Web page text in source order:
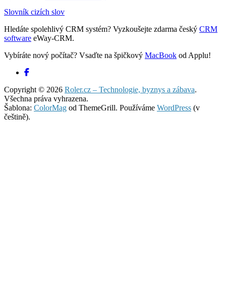
Slovník cizích slov
Hledáte spolehlivý CRM systém? Vyzkoušejte zdarma český CRM
software eWay-CRM.
Vybíráte nový počítač? Vsaďte na špičkový MacBook od Applu!
Copyright © 2026 Roler.cz – Technologie, byznys a zábava.
Všechna práva vyhrazena.
Šablona: ColorMag od ThemeGrill. Používáme WordPress (v
češtině).